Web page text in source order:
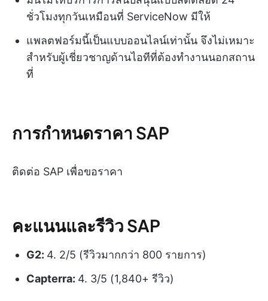
ชั่วโมงทุกวันเหมือนที่ ServiceNow มีให้
แพลตฟอร์มนี้เป็นแบบออนไลน์เท่านั้น จึงไม่เหมาะ
สำหรับผู้เชี่ยวชาญด้านไอทีที่ต้องทำงานนอกสถาน
ที่
การกำหนดราคา SAP
ติดต่อ SAP เพื่อขอราคา
คะแนนและรีวิว SAP
G2: 4. 2/5 (รีวิวมากกว่า 800 รายการ)
Capterra: 4. 3/5 (1,840+ รีวิว)